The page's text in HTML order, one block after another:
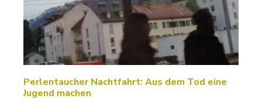
Perlentaucher Nachtfahrt: Aus dem Tod eine
Jugend machen